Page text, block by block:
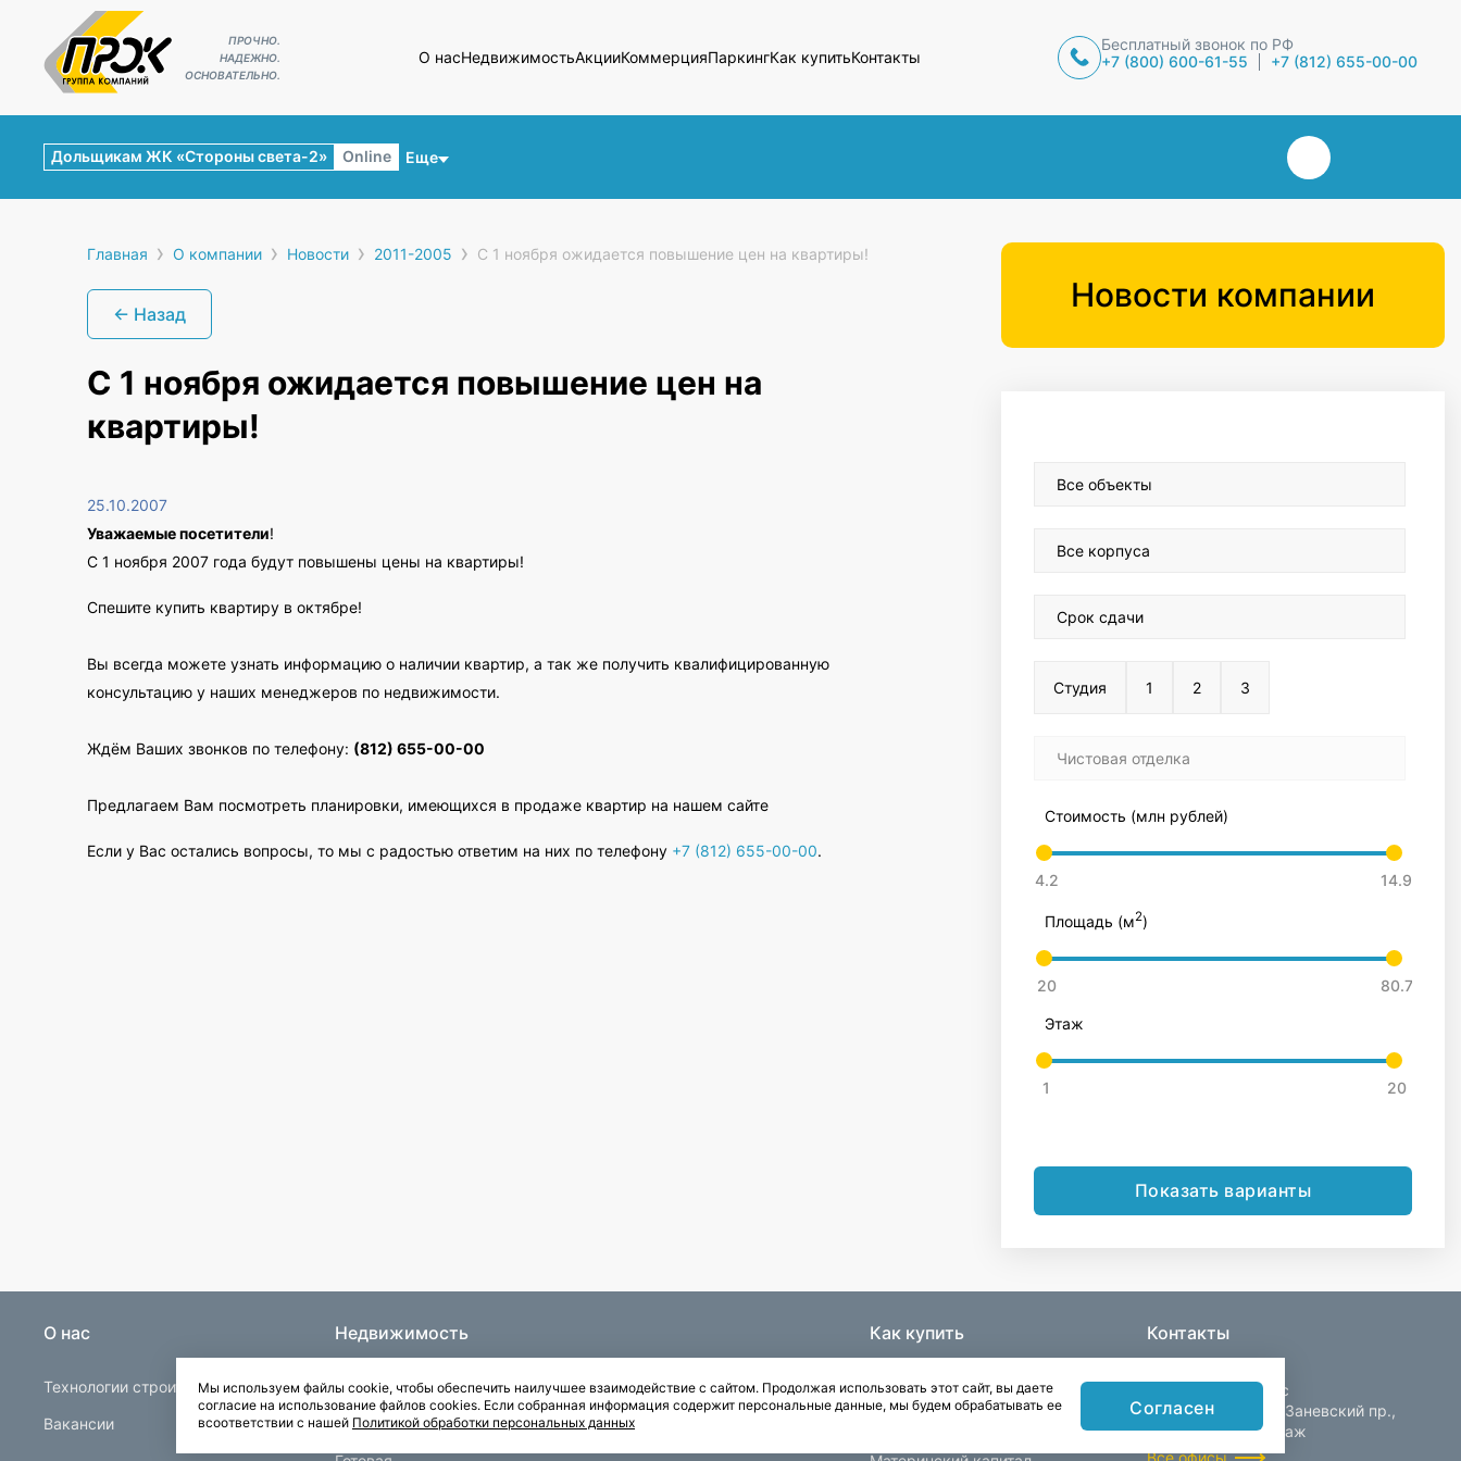
ПРОЧНО.
НАДЕЖНО.
ОСНОВАТЕЛЬНО.
О насНедвижимостьАкцииКоммерцияПаркингКак купитьКонтакты
Бесплатный звонок по РФ
+7 (800) 600-61-55
+7 (812) 655-00-00
Еще
Дольщикам ЖК «Стороны света-2» Online
Главная › О компании › Новости › 2011-2005 › C 1 ноября ожидается повышение цен на квартиры!
← Назад
C 1 ноября ожидается повышение цен на
квартиры!
25.10.2007
Уважаемые посетители!
С 1 ноября 2007 года будут повышены цены на квартиры!
Спешите купить квартиру в октябре!
Вы всегда можете узнать информацию о наличии квартир, а так же получить квалифицированную
консультацию у наших менеджеров по недвижимости.
Ждём Ваших звонков по телефону: (812) 655-00-00
Предлагаем Вам посмотреть планировки, имеющихся в продаже квартир на нашем сайте
Если у Вас остались вопросы, то мы с радостью ответим на них по телефону +7 (812) 655-00-00.
Новости компании
Все объекты
Все корпуса
Срок сдачи
Студия 1 2 3
Чистовая отделка
Стоимость (млн рублей)
Площадь (м2)
Этаж
Показать варианты
О нас
Технологии строительства
Вакансии
Недвижимость
Строящаяся
Квартиры в Буграх
Паркинги
Квартиры с отделкой
Как купить
Ипотека
Контакты
Центральный офис
Санкт-Петербург, Заневский пр.,
д. 30, корп. 2, 4 этаж
Все офисы
Мы используем файлы cookie, чтобы обеспечить наилучшее взаимодействие с сайтом. Продолжая использовать этот сайт, вы даете
согласие на использование файлов cookies. Если собранная информация содержит персональные данные, мы будем обрабатывать ее
всоответствии с нашей Политикой обработки персональных данных
Согласен